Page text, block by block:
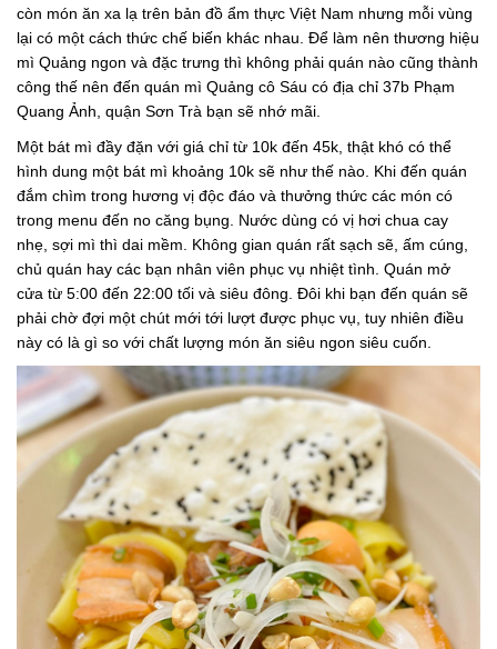
còn món ăn xa lạ trên bản đồ ẩm thực Việt Nam nhưng mỗi vùng
lại có một cách thức chế biến khác nhau. Để làm nên thương hiệu
mì Quảng ngon và đặc trưng thì không phải quán nào cũng thành
công thế nên đến quán mì Quảng cô Sáu có địa chỉ 37b Phạm
Quang Ảnh, quận Sơn Trà bạn sẽ nhớ mãi.
Một bát mì đầy đặn với giá chỉ từ 10k đến 45k, thật khó có thể
hình dung một bát mì khoảng 10k sẽ như thế nào. Khi đến quán
đắm chìm trong hương vị độc đáo và thưởng thức các món có
trong menu đến no căng bụng. Nước dùng có vị hơi chua cay
nhẹ, sợi mì thì dai mềm. Không gian quán rất sạch sẽ, ấm cúng,
chủ quán hay các bạn nhân viên phục vụ nhiệt tình. Quán mở
cửa từ 5:00 đến 22:00 tối và siêu đông. Đôi khi bạn đến quán sẽ
phải chờ đợi một chút mới tới lượt được phục vụ, tuy nhiên điều
này có là gì so với chất lượng món ăn siêu ngon siêu cuốn.